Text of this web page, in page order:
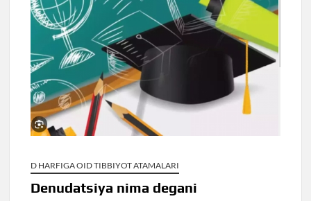
D HARFIGA OID TIBBIYOT ATAMALARI
Denudatsiya nima degani